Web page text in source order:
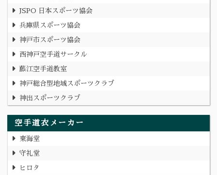
JSPO 日本スポーツ協会
兵庫県スポーツ協会
神戸市スポーツ協会
西神戸空手道サークル
藤江空手道教室
神戸総合型地域スポーツクラブ
神出スポーツクラブ
空手道衣メーカー
東海堂
守礼堂
ヒロタ